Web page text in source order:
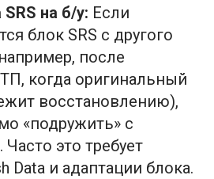
на б/у: Если
блок SRS с другого
после
когда оригинальный
восстановлению),
«подружить» с
это требует
Data и адаптации блока.